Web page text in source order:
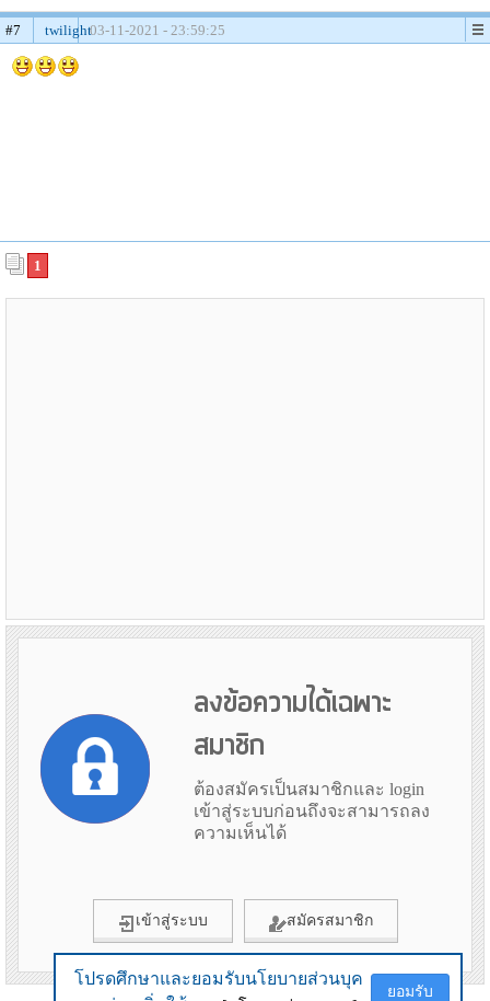
โปรดศึกษาและยอมรับนโยบายส่วนบุค
ยอมรับ
#7 twilight03-11-2021 - 23:59:25
1
ลงข้อความได้เฉพาะ
สมาชิก
ต้องสมัครเป็นสมาชิกและ login
เข้าสู่ระบบก่อนถึงจะสามารถลง
ความเห็นได้
เข้าสู่ระบบ สมัครสมาชิก
โปรดศึกษาและยอมรับนโยบายส่วนบุค
ยอมรับ